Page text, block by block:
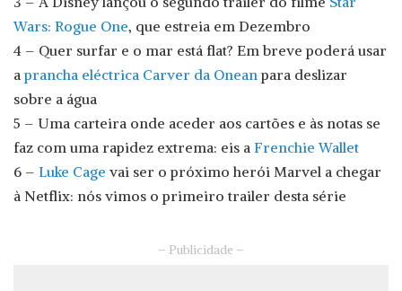
Wars: Rogue One, que estreia em Dezembro
4 – Quer surfar e o mar está flat? Em breve poderá usar
aprancha eléctrica Carver da Oneanpara deslizar
sobre a água
5 – Uma carteira onde aceder aos cartões e às notas se
faz com uma rapidez extrema: eis a Frenchie Wallet
6 – Luke Cage vai ser o próximo herói Marvel a chegar
à Netflix: nós vimos o primeiro trailer desta série
– Publicidade –